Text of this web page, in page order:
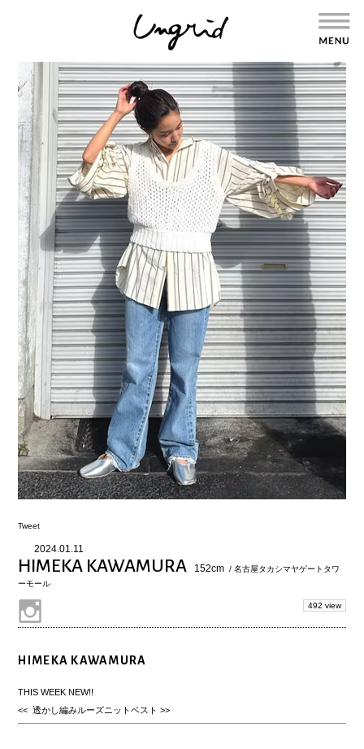
Tweet
2024.01.11
HIMEKA KAWAMURA 152cm / 名古屋タカシマヤゲートタワ
ーモール
492 view
HIMEKA KAWAMURA
THIS WEEK NEW!!
<< 透かし編みルーズニットベスト >>